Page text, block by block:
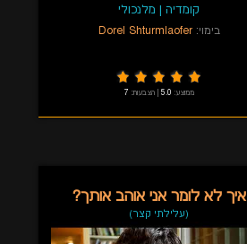
קומדיה| מלנכולי
בימוי: Dorel Shturmlaofer
ממוצע: 5.0
|הצבעות: 7
איך לא לומר אני אוהב אותך?
(עלילתי קצר)